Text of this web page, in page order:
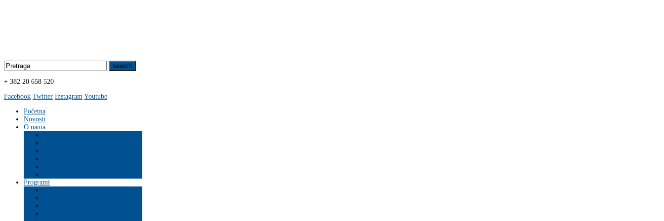
+ 382 20 658 520
Facebook Twitter Instagram Youtube
Početna
Novosti
O nama
Programi